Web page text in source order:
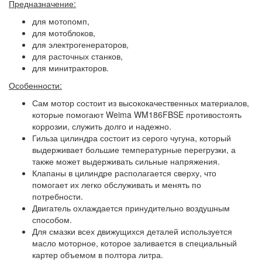
Предназначение:
для мотопомп,
для мотоблоков,
для электрогенераторов,
для расточных станков,
для минитракторов.
Особенности:
Сам мотор состоит из высококачественных материалов,
которые помогают Weima WM186FBSE противостоять
коррозии, служить долго и надежно.
Гильза цилиндра состоит из серого чугуна, который
выдерживает большие температурные перегрузки, а
также может выдерживать сильные напряжения.
Клапаны в цилиндре располагается сверху, что
помогает их легко обслуживать и менять по
потребности.
Двигатель охлаждается принудительно воздушным
способом.
Для смазки всех движущихся деталей используется
масло моторное, которое заливается в специальный
картер объемом в полтора литра.